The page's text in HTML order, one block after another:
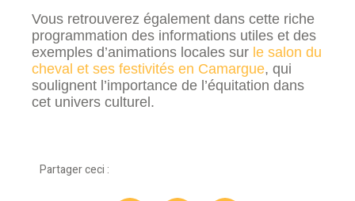
Vous retrouverez également dans cette riche
programmation des informations utiles et des
exemples d’animations locales sur le salon du
cheval et ses festivités en Camargue, qui
soulignent l’importance de l’équitation dans
cet univers culturel.
Partager ceci :